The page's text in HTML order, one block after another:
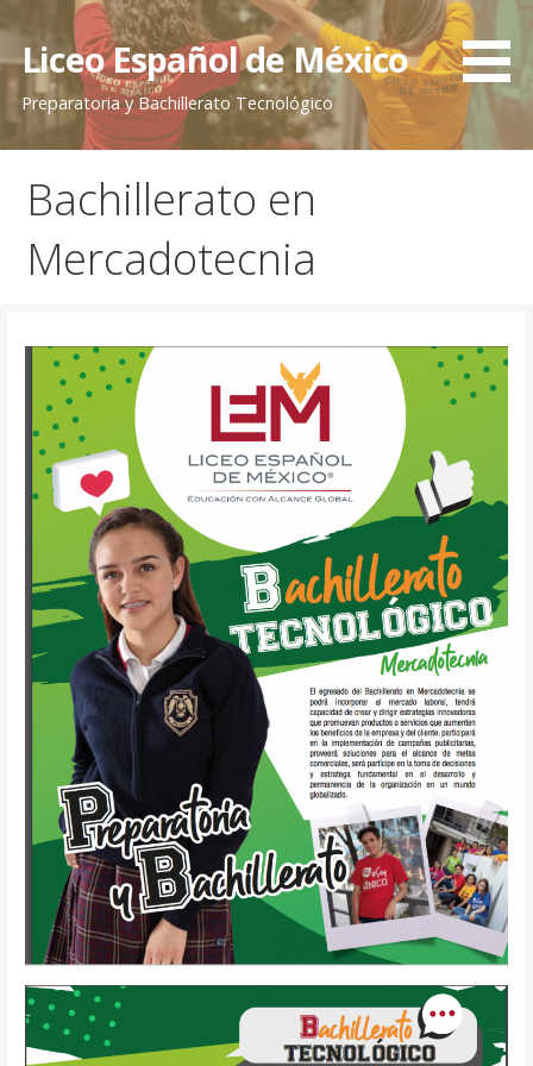
contenido
Liceo Español de México
Preparatoria y Bachillerato Tecnológico
Bachillerato en
Mercadotecnia